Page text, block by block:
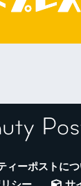
ィーポストに